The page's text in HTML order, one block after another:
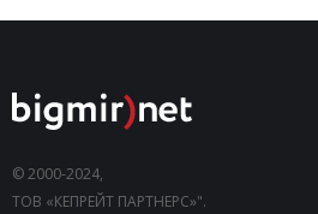
© 2000-2024,
ТОВ «КЕПРЕЙТ ПАРТНЕРС»".